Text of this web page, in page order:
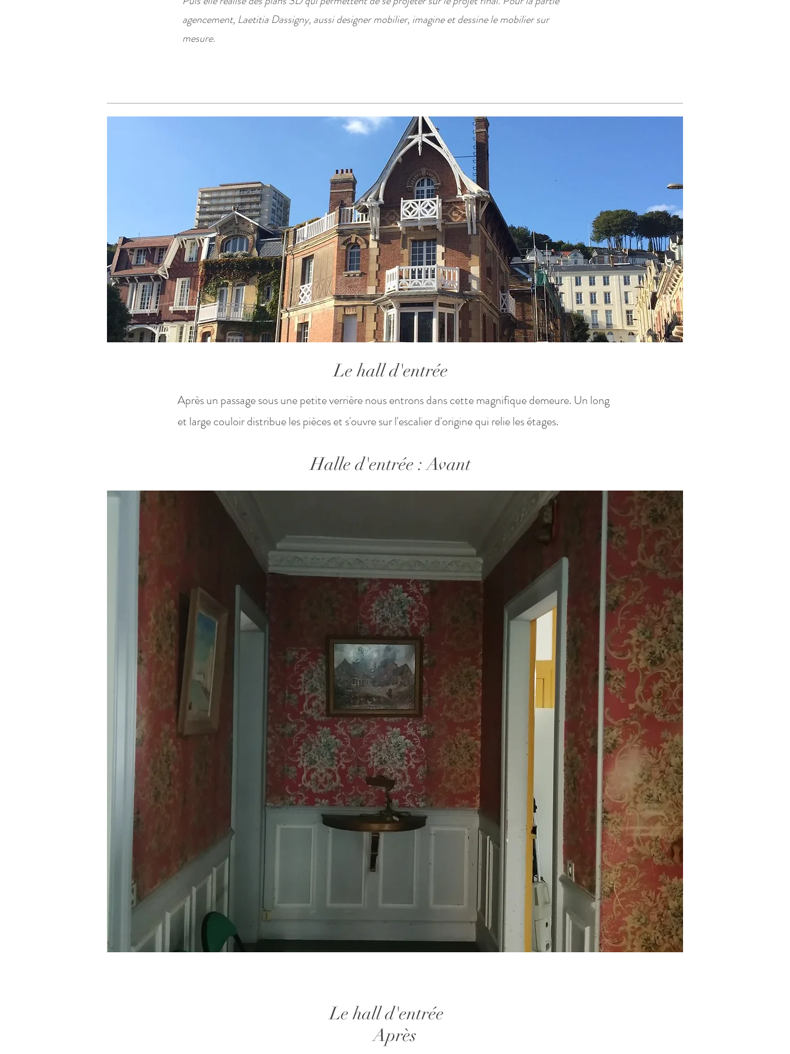
agencement, Laetitia Dassigny, aussi designer mobilier, imagine et dessine le mobilier sur
mesure.
Le hall d'entrée
Après un passage sous une petite verrière nous entrons dans cette magnifique demeure. Un long
et large couloir distribue les pièces et s'ouvre sur l'escalier d'origine qui relie les étages.
Halle d'entrée : Avant
Le hall d'entrée
Après